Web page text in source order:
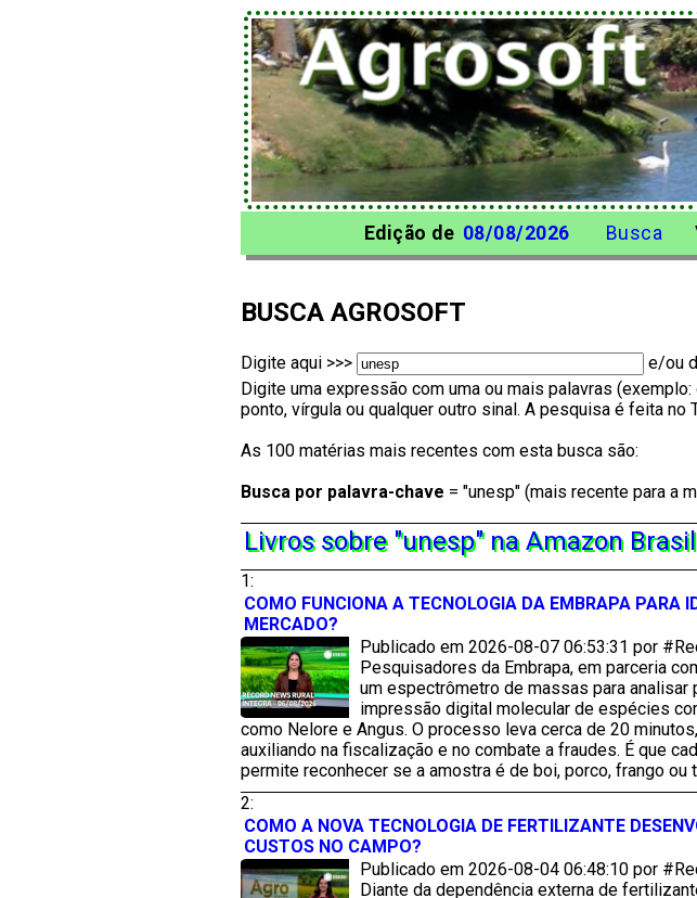
Edição de 08/08/2026 Busca
BUSCA AGROSOFT
Digite aqui >>>
e/ou
Digite uma expressão com uma ou mais palavras
ponto, vírgula ou qualquer outro sinal. A pesquisa é feita no
As 100 matérias mais recentes com esta busca são:
Busca por palavra-chave = "unesp" (mais recente para a
Livros sobre "unesp" na Amazon Brasil
1:
COMO FUNCIONA A TECNOLOGIA DA EMBRAPA PARA
MERCADO?
Publicado em 2026-08-07 06:53:31 por
Pesquisadores da Embrapa, em parceria
um espectrômetro de massas para analisar
impressão digital molecular de espécies
como Nelore e Angus. O processo leva cerca de 20
auxiliando na fiscalização e no combate a fraudes. É que
permite reconhecer se a amostra é de boi, porco, frango ou
2:
COMO A NOVA TECNOLOGIA DE FERTILIZANTE
CUSTOS NO CAMPO?
Publicado em 2026-08-04 06:48:10 por
Diante da dependência externa de